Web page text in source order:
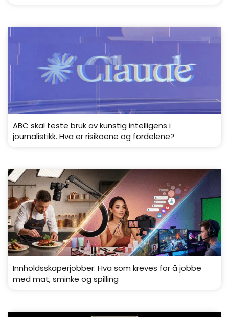
ABC skal teste bruk av kunstig intelligens i
journalistikk. Hva er risikoene og fordelene?
Innholdsskaperjobber: Hva som kreves for å jobbe
med mat, sminke og spilling